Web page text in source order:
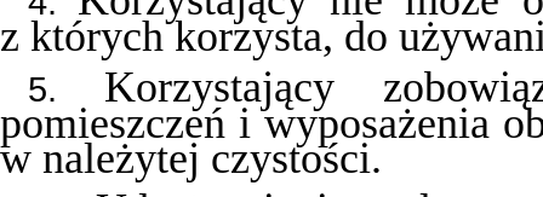
z których korzysta, do
5. Korzystający
pomieszczeń i wyposażenia
w należytej czystości.